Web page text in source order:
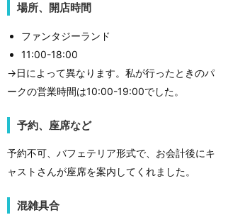
場所、開店時間
ファンタジーランド
11:00-18:00
→日によって異なります。私が行ったときのパ
ークの営業時間は10:00-19:00でした。
予約、座席など
予約不可、バフェテリア形式で、お会計後にキ
ャストさんが座席を案内してくれました。
混雑具合